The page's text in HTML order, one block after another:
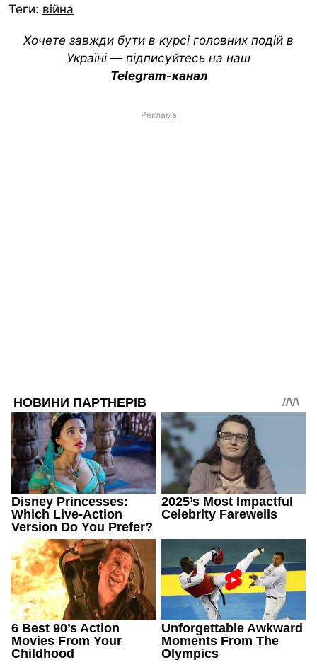
Теги: війна
Хочете завжди бути в курсі головних подій в
Україні — підписуйтесь на наш
Telegram-канал
Реклама